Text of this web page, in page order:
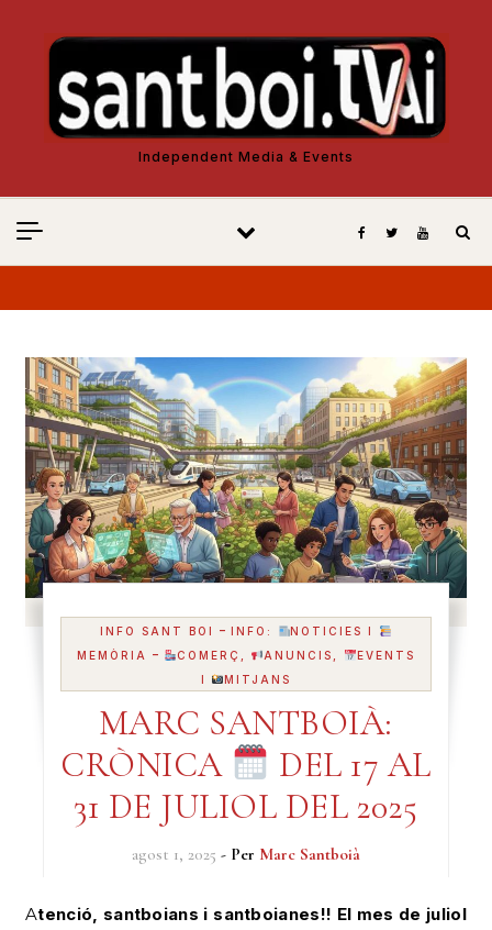
Independent Media & Events
INFO SANT BOI -INFO:
NOTICIES I
MEMÒRIA
- COMERÇ, ANUNCIS,
EVENTS
I
MITJANS
MARC SANTBOIÀ:
CRÒNICA
DEL 17 AL
31 DE JULIOL DEL 2025
agost 1, 2025 - Per Marc Santboià
Atenció, santboians i santboianes!! El mes de juliol